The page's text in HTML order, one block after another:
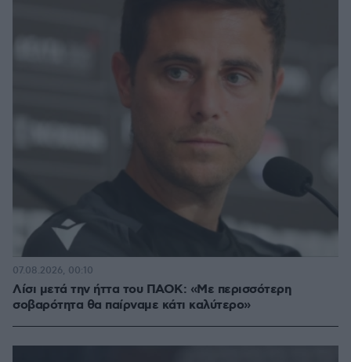
Λίσι μετά την ήττα του ΠΑΟΚ: «Με περισσότερη
σοβαρότητα θα παίρναμε κάτι καλύτερο»
07.08.2026, 00:10